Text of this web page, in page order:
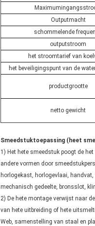
Outputmacht
schommelende
outputstroom
het stroomtarief van
het beveiligingspunt van de
productgrootte
netto gewicht
Smeedstuktoepassing (heet
1) Het hete smeedstuk poogt de
andere vormen door
horlogekast, horlogevlaai,
mechanisch gedeelte, bronsslot,
2) De hete montage verwijst naar
van hete uitbreiding of hete
Web, samenstelling van staal en